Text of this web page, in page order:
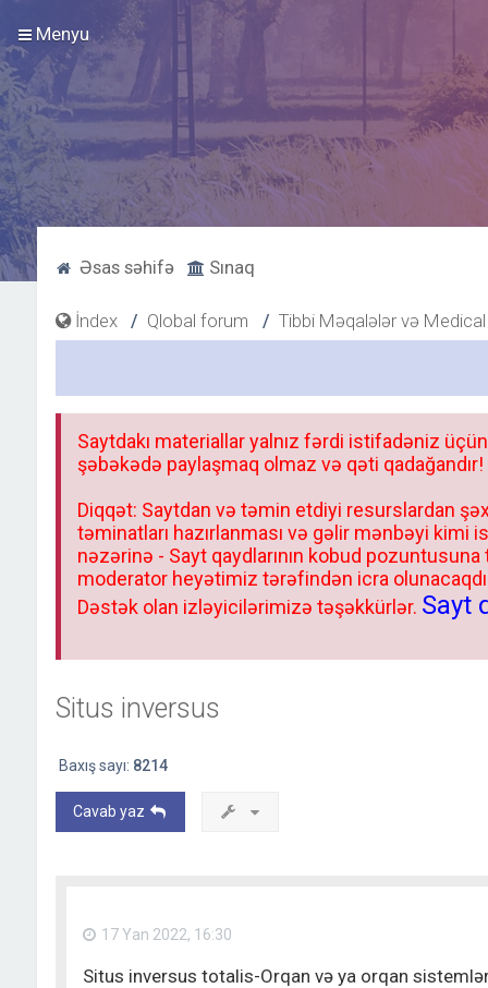
Menyu
Əsas səhifə Sınaq
İndex Qlobal forum Tibbi Məqalələr və
Saytdakı materiallar yalnız fərdi istifadəniz
şəbəkədə paylaşmaq olmaz və qəti
Diqqət: Saytdan və təmin etdiyi resurslardan
təminatları hazırlanması və gəlir mənbəyi
nəzərinə - Sayt qaydlarının kobud
moderator heyətimiz tərəfindən icra
Dəstək olan izləyicilərimizə təşəkkürlər. Sayt
Situs inversus
Baxış sayı: 8214
Cavab yaz
17 Yan 2022, 16:30
Situs inversus totalis-Orqan və ya orqan